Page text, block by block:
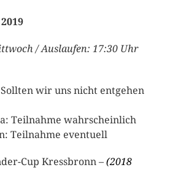
/ Auslaufen: 17:30 Uhr
wir uns nicht entgehen
Teilnahme wahrscheinlich
Teilnahme eventuell
Cup Kressbronn – (2018